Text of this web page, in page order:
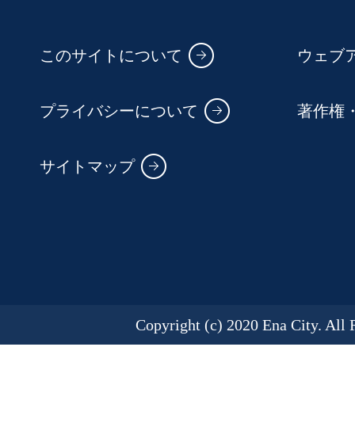
このサイトについて ウェブ
プライバシーについて 著作権
サイトマップ
Copyright (c) 2020 Ena City. All